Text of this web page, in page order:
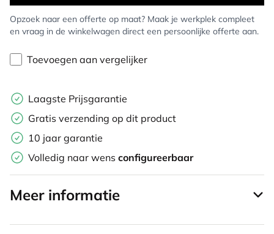
Opzoek naar een offerte op maat? Maak je werkplek compleet
en vraag in de winkelwagen direct een persoonlijke offerte aan.
Toevoegen aan vergelijker
Laagste Prijsgarantie
Gratis verzending op dit product
10 jaar garantie
Volledig naar wens configureerbaar
Meer informatie